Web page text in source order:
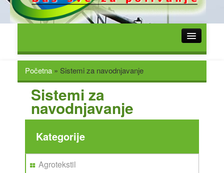
POČETNA
O NAMA
ONLINE PRODAJA
SAVETI
NOVOSTI
GALERIJA
Početna » Sistemi za navodnjavanje
Sistemi za
navodnjavanje
Kategorije
Agrotekstil